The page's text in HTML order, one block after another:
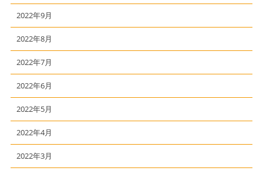
2022年9月
2022年8月
2022年7月
2022年6月
2022年5月
2022年4月
2022年3月